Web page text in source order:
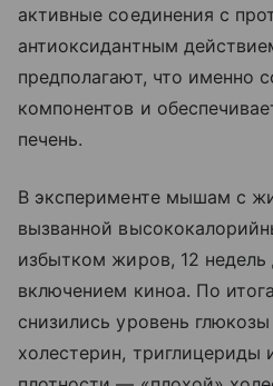
активные соединения с
антиоксидантным
предполагают, что именно
компонентов и
печень.
В эксперименте мышам с
вызванной
избытком жиров, 12 недель
включением киноа. По
снизились уровень
холестерин, триглицериды